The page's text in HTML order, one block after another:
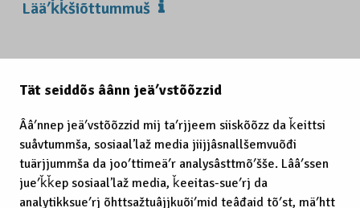
Tät seiddõs âânn jeäʹvstõõzzid
Ââʹnnep jeäʹvstõõzzid mij taʹrjjeem siiskõõzz da ǩeittsi
suåvtummša, sosiaalʼlaž media jiijjâsnallšemvuõđi
tuärjjummša da jooʹttimeäʹr analysâsttmõʹšše. Lââʹssen
jueʹǩǩep sosiaalʼlaž media, ǩeeitas-sueʹrj da
analytikksueʹrj õhttsažtuâjjkuõiʹmid teâđaid tõʹst, mäʹhtt
Lääʹǩǩšiõttummuš